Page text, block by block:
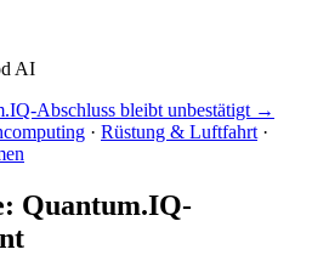
AI
Abschluss bleibt unbestätigt →
· Rüstung & Luftfahrt ·
Quantum.IQ-